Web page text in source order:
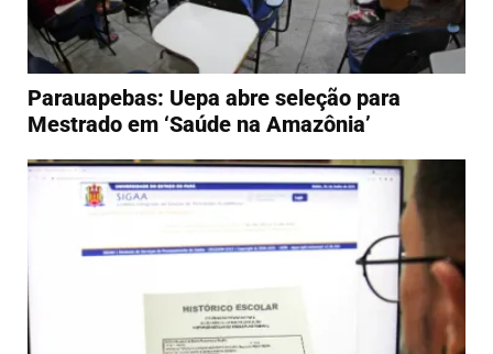
Parauapebas: Uepa abre seleção para
Mestrado em ‘Saúde na Amazônia’